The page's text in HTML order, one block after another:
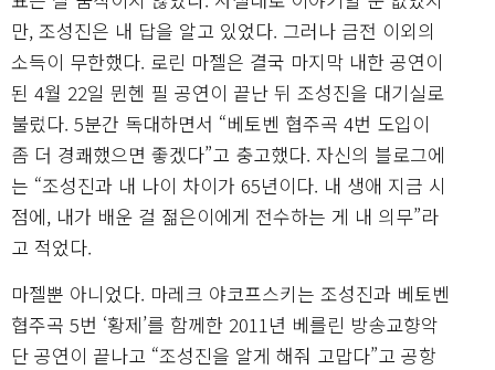
만, 조성진은 내 답을 알고 있었다. 그러나 금전 이외의
소득이 무한했다. 로린 마젤은 결국 마지막 내한 공연이
된 4월 22일 뮌헨 필 공연이 끝난 뒤 조성진을 대기실로
불렀다. 5분간 독대하면서 “베토벤 협주곡 4번 도입이
좀 더 경쾌했으면 좋겠다”고 충고했다. 자신의 블로그에
는 “조성진과 내 나이 차이가 65년이다. 내 생애 지금 시
점에, 내가 배운 걸 젊은이에게 전수하는 게 내 의무”라
고 적었다.
마젤뿐 아니었다. 마레크 야코프스키는 조성진과 베토벤
협주곡 5번 ‘황제’를 함께한 2011년 베를린 방송교향악
단 공연이 끝나고 “조성진을 알게 해줘 고맙다”고 공항